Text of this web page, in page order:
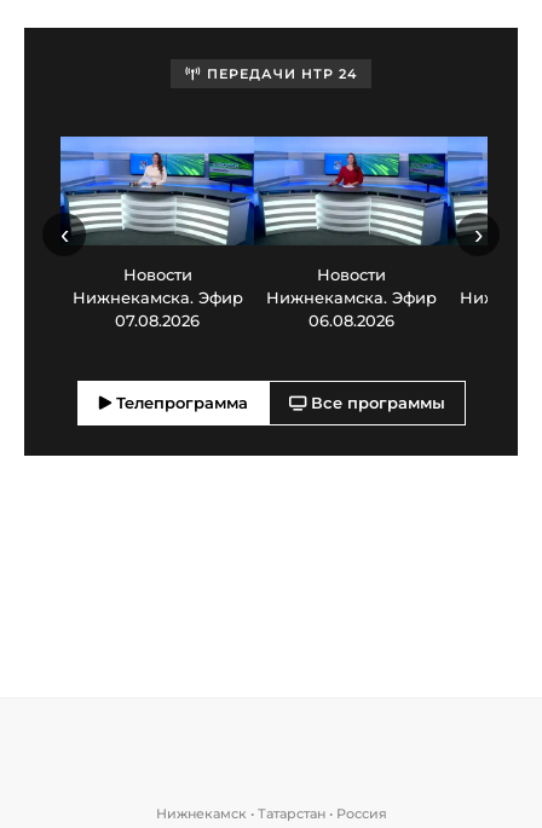
ПЕРЕДАЧИ НТР 24
Новости
Нижнекамска. Эфир
07.08.2026
Новости
Нижнекамска. Эфир
06.08.2026
‹ ›
Телепрограмма Все программы
Нижнекамск • Татарстан • Россия